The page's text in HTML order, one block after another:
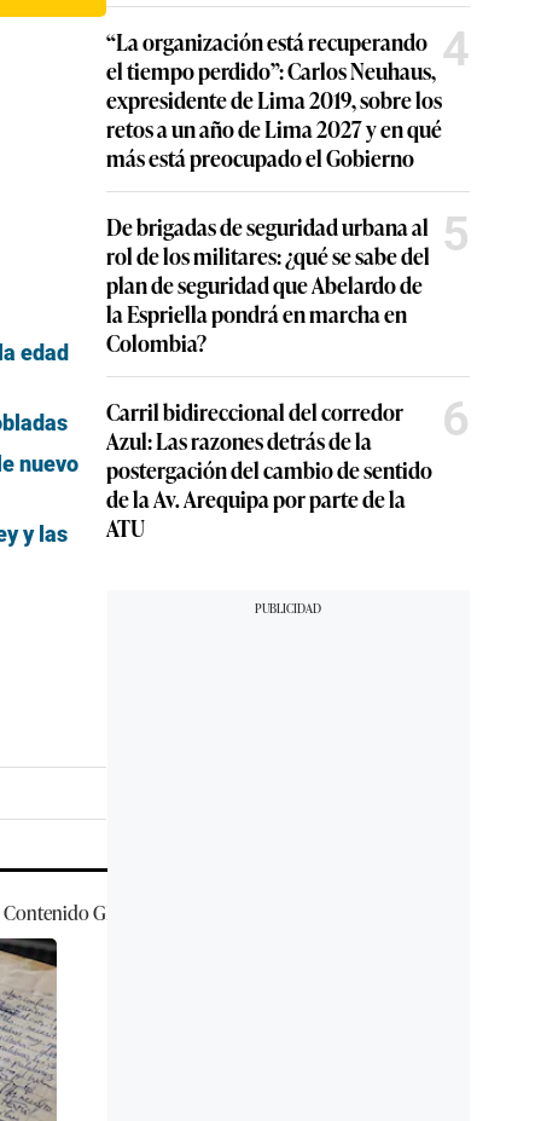
edad
nuevo
y las
ContenidoGEC
“La organización está recuperando
el tiempo perdido”: Carlos Neuhaus,
expresidente de Lima 2019, sobre los
retos a un año de Lima 2027 y en qué
más está preocupado el Gobierno
4
De brigadas de seguridad urbana al
rol de los militares: ¿qué se sabe del
plan de seguridad que Abelardo de
la Espriella pondrá en marcha en
Colombia?
5
Carril bidireccional del corredor
Azul: Las razones detrás de la
postergación del cambio de sentido
de la Av. Arequipa por parte de la
ATU
6